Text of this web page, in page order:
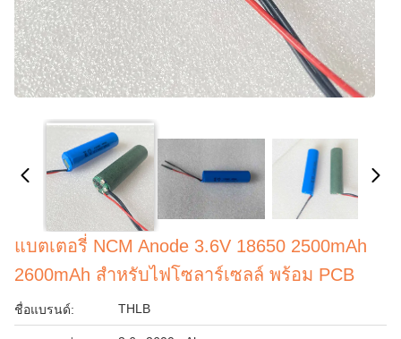
แบตเตอรี่ NCM Anode 3.6V 18650 2500mAh
2600mAh สำหรับไฟโซลาร์เซลล์ พร้อม PCB
ชื่อแบรนด์: THLB